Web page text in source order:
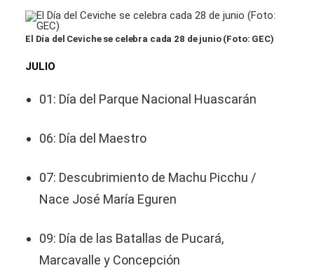
El Día del Ceviche se celebra cada 28 de junio (Foto: GEC)
JULIO
01: Día del Parque Nacional Huascarán
06: Día del Maestro
07: Descubrimiento de Machu Picchu /
Nace José María Eguren
09: Día de las Batallas de Pucará,
Marcavalle y Concepción